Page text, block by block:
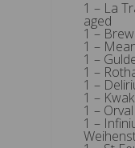
1 – La
aged
1 –
1 –
1 –
1 –
1 –
1 – Kwak
1 – Orval
1 –